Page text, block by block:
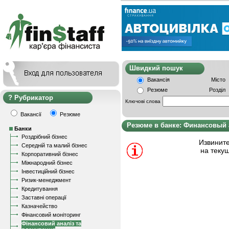
Рубрикатор
Вакансії Резюме
Банки
Роздрібний бізнес
Середній та малий бізнес
Корпоративний бізнес
Міжнародний бізнес
Інвестиційний бізнес
Ризик-менеджмент
Кредитування
Заставні операції
Казначейство
Фінансовий моніторинг
Фінансовий аналіз та
Швидкий
Вакансія
Місто
Резюме
Розділ
Ключові слова
Резюме в банке: Финансовый
на